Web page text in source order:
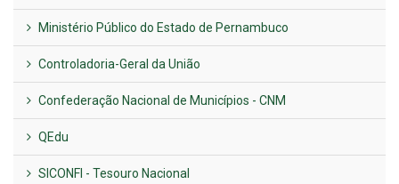
Ministério Público do Estado de Pernambuco
Controladoria-Geral da União
Confederação Nacional de Municípios - CNM
QEdu
SICONFI - Tesouro Nacional